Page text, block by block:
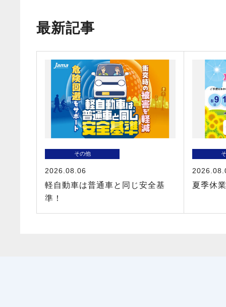
最新記事
その他
2026.08.06
軽自動車は普通車と同じ安全基
準！
夏季休